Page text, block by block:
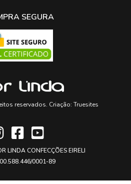
SEGURA
reservados. Criação: Truesites
LINDA CONFECÇÕES EIRELI
00.588.446/0001-89